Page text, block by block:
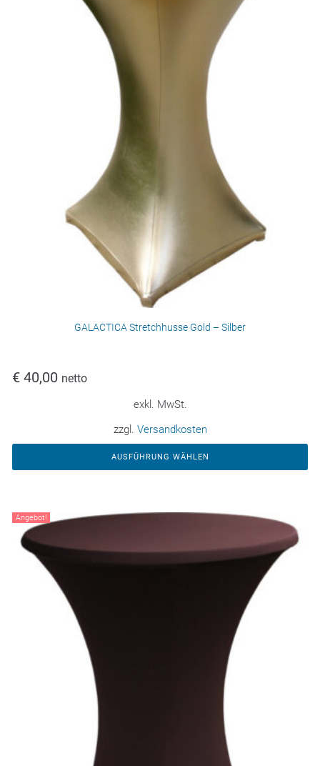
GALACTICA Stretchhusse Gold – Silber
€ 40,00 netto
exkl. MwSt.
zzgl. Versandkosten
AUSFÜHRUNG WÄHLEN
Angebot!